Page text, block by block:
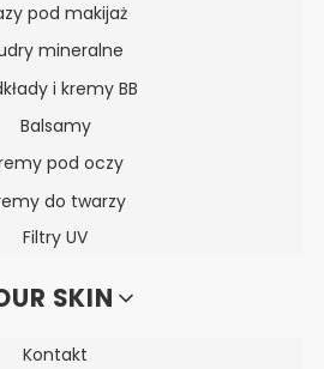
pod makijaż
mineralne
i kremy BB
Balsamy
pod oczy
do twarzy
Filtry UV
SKIN
Kontakt